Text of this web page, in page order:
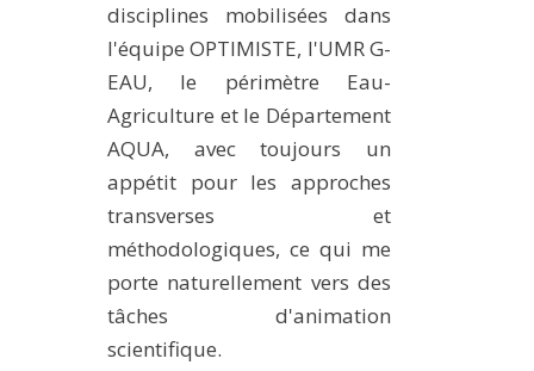
disciplines mobilisées dans
l'équipe OPTIMISTE, l'UMR G-
EAU, le périmètre Eau-
Agriculture et le Département
AQUA, avec toujours un
appétit pour les approches
transverses et
méthodologiques, ce qui me
porte naturellement vers des
tâches d'animation
scientifique.